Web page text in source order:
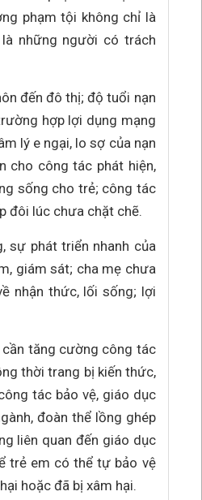
phạm tội không chỉ là
những người có trách
đến đô thị; độ tuổi nạn
hợp lợi dụng mạng
lý e ngại, lo sợ của nạn
cho công tác phát hiện,
sống cho trẻ; công tác
đôi lúc chưa chặt chẽ.
sự phát triển nhanh của
giám sát; cha mẹ chưa
nhận thức, lối sống; lợi
tăng cường công tác
thời trang bị kiến thức,
tác bảo vệ, giáo dục
đoàn thể lồng ghép
liên quan đến giáo dục
trẻ em có thể tự bảo vệ
hoặc đã bị xâm hại.